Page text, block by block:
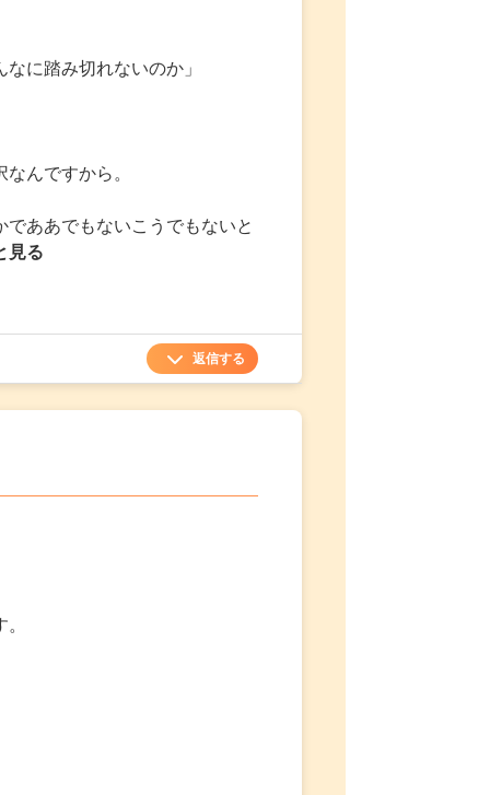
に踏み切れないのか」
んですから。
ああでもないこうでもないと
見る
返信する